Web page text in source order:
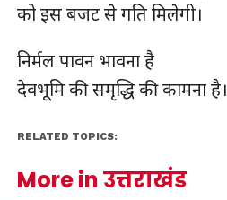
को इस बजट से गति मिलेगी।
निर्मल पावन भावना है
देवभूमि की समृद्धि की कामना है।
RELATED TOPICS:
More in उत्तराखंड